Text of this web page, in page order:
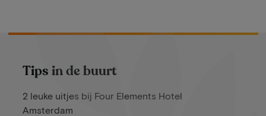
Tips in de buurt
2 leuke uitjes bij Four Elements Hotel
Amsterdam